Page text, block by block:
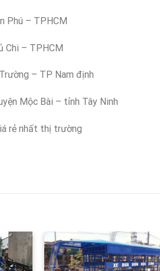
Phú – TPHCM
Chi – TPHCM
– TP Nam định
Mộc Bài – tỉnh Tây Ninh
rẻ nhất thị trường